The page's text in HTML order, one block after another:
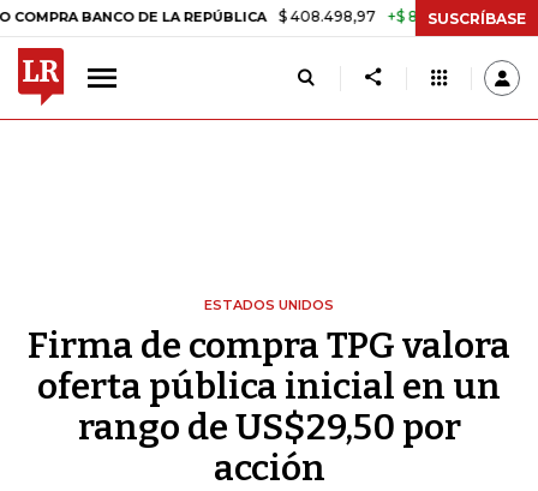
BANCO DE LA REPÚBLICA $ 408.498,97 +$ 8.753,81 +2,19% TASA
SUSCRÍBASE
ESTADOS UNIDOS
Firma de compra TPG valora
oferta pública inicial en un
rango de US$29,50 por
acción